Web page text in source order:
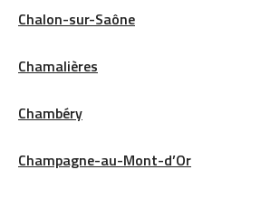
Chalon-sur-Saône
Chamalières
Chambéry
Champagne-au-Mont-d’Or